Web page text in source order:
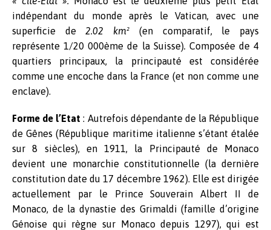
indépendant du monde après le Vatican, avec une
superficie de2.02 km² (en comparatif, le pays
représente 1/20 000ème de la Suisse). Composée de 4
quartiers principaux, la principauté est considérée
comme une encoche dans la France (et non comme une
enclave).
Forme de l’Etat: Autrefois dépendante de la République
de Gênes (République maritime italienne s’étant étalée
sur 8 siècles), en 1911, la Principauté de Monaco
devient une monarchie constitutionnelle (la dernière
constitution date du 17 décembre 1962). Elle est dirigée
actuellement par le Prince Souverain Albert II de
Monaco, de la dynastie des Grimaldi (famille d’origine
Génoise qui règne sur Monaco depuis 1297), qui est